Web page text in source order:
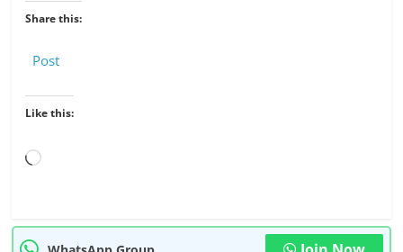
Share this:
Post
Like this:
Loading…